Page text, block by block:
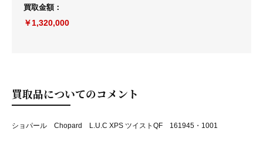
買取金額：
￥1,320,000
買取品についてのコメント
ショパール Chopard L.U.C XPS ツイストQF 161945・1001